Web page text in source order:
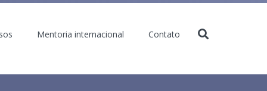
Mentoria internacional Contato